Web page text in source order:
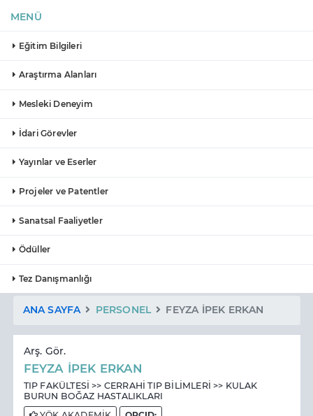
MENÜ
Eğitim Bilgileri
Araştırma Alanları
Mesleki Deneyim
İdari Görevler
Yayınlar ve Eserler
Projeler ve Patentler
Sanatsal Faaliyetler
Ödüller
Tez Danışmanlığı
ANA SAYFA PERSONEL FEYZA İPEK ERKAN
Arş. Gör.
FEYZA İPEK ERKAN
TIP FAKÜLTESİ >> CERRAHİ TIP BİLİMLERİ >> KULAK
BURUN BOĞAZ HASTALIKLARI